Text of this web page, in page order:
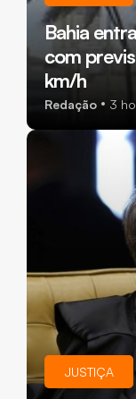
Bahia
com
km/h
Redação 3
JUSTIÇA